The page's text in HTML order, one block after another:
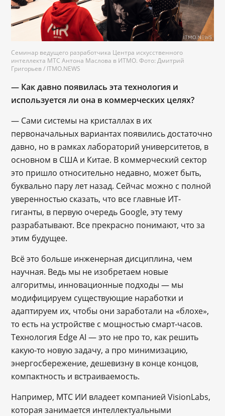
Семинар ведущего разработчика Центра искусственного
интеллекта МТС Антона Маслова в ИТМО. Фото: Дмитрий
Григорьев / ITMO.NEWS
— Как давно появилась эта технология и
используется ли она в коммерческих целях?
― Сами системы на кристаллах в их
первоначальных вариантах появились достаточно
давно, но в рамках лабораторий университетов, в
основном в США и Китае. В коммерческий сектор
это пришло относительно недавно, может быть,
буквально пару лет назад. Сейчас можно с полной
уверенностью сказать, что все главные ИТ-
гиганты, в первую очередь Google, эту тему
разрабатывают. Все прекрасно понимают, что за
этим будущее.
Всё это больше инженерная дисциплина, чем
научная. Ведь мы не изобретаем новые
алгоритмы, инновационные подходы — мы
модифицируем существующие наработки и
адаптируем их, чтобы они заработали на «блохе»,
то есть на устройстве с мощностью смарт-часов.
Технология Edge AI — это не про то, как решить
какую-то новую задачу, а про минимизацию,
энергосбережение, дешевизну в конце концов,
компактность и встраиваемость.
Например, МТС ИИ владеет компанией VisionLabs,
которая занимается интеллектуальными